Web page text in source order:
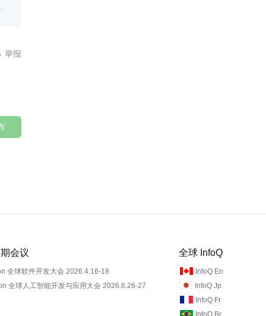
会议
全球软件开发大会 2026.4.16-18
全球人工智能开发与应用大会 2026.6.26-27
全球 InfoQ
InfoQ En
InfoQ Jp
InfoQ Fr
InfoQ Br